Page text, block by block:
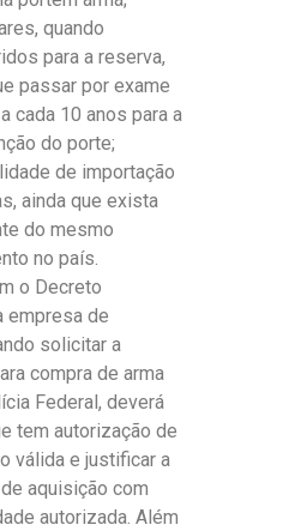
quando
para a reserva,
passar por exame
cada 10 anos para a
do porte;
de importação
ainda que exista
do mesmo
no país.
o Decreto
empresa de
solicitar a
compra de arma
Federal, deverá
tem autorização de
válida e justificar a
aquisição com
autorizada. Além